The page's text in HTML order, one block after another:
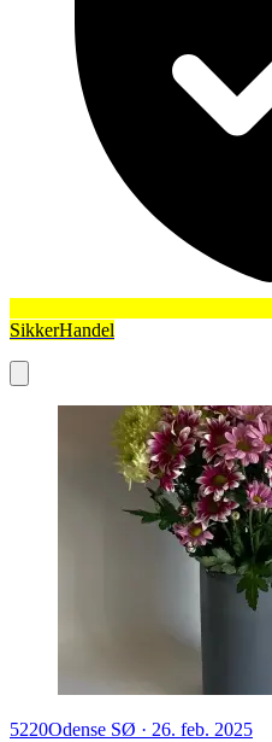
SikkerHandel
5220Odense SØ · 26. feb. 2025